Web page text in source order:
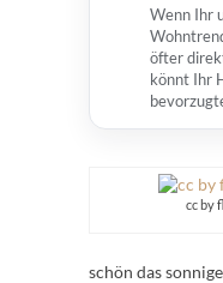
Wenn Ihr
öfter
könnt Ihr
cc by
schön das